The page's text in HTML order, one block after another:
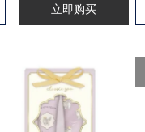
立即购买